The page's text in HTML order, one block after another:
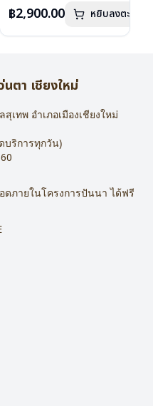
าบานพับ : ไม่มีสปริง
อุปกรณ์ : กล่องแว่น , ผ้าเช็ดแว่น
฿2,900.00 หยิบลงตะกร้า
ตา เชียงใหม่
สุเทพ อำเภอเมืองเชียงใหม่
บริการทุกวัน)
ภายในโครงการปันนา ได้ฟรี